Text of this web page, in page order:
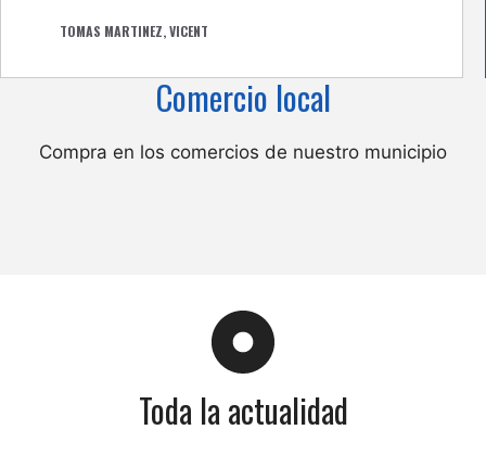
TOMAS MARTINEZ, VICENT
Comercio local
Compra en los comercios de nuestro municipio
Toda la actualidad